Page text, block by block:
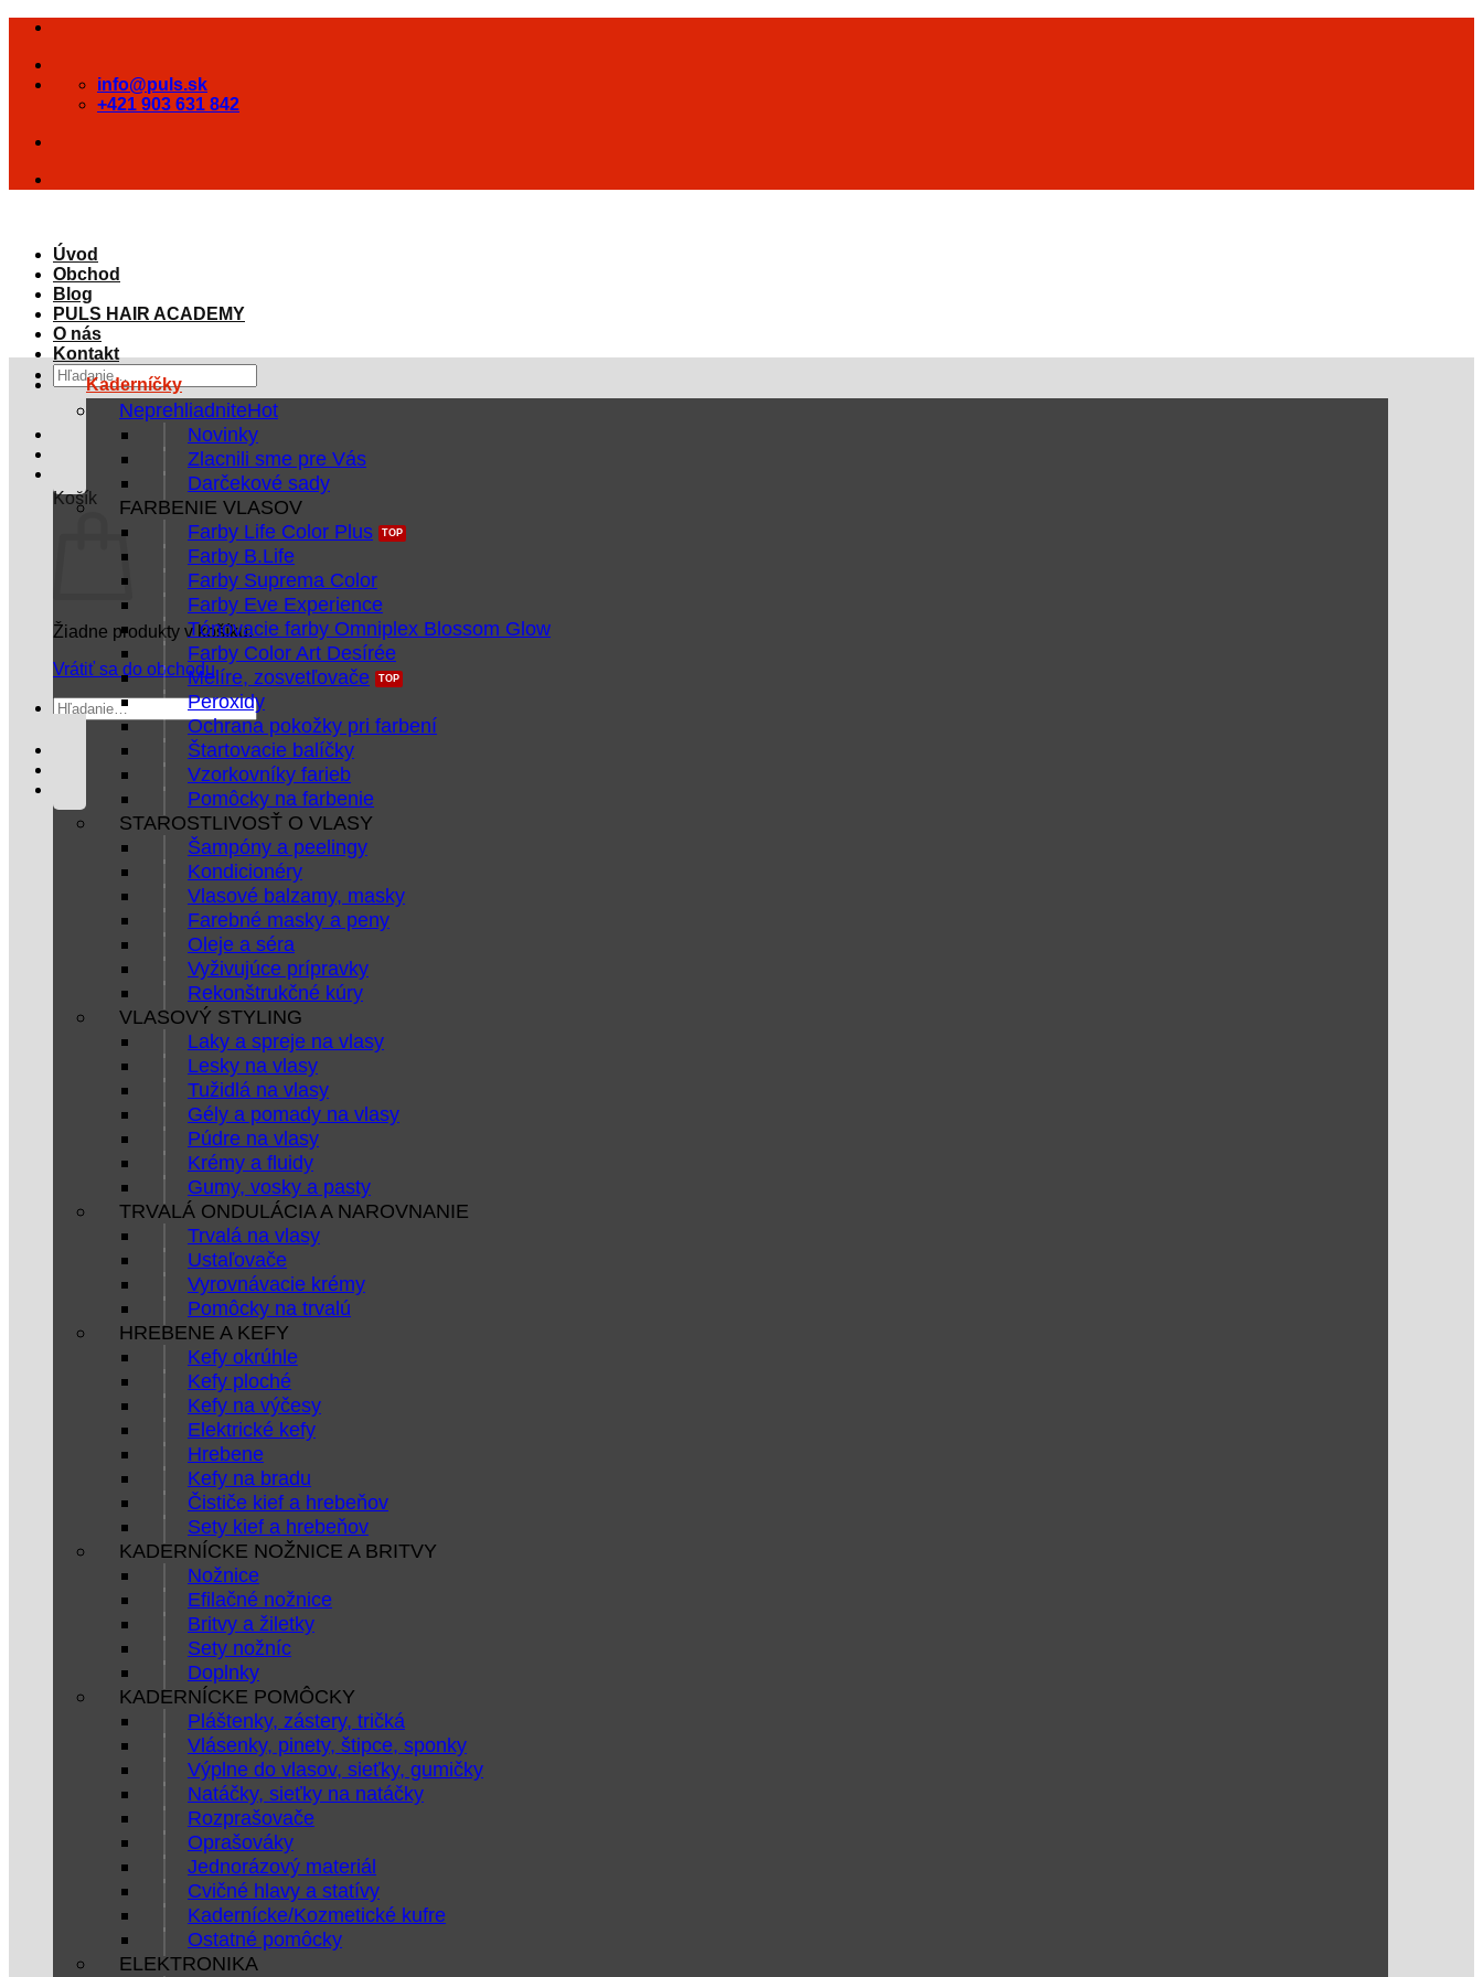
Skip
content
info@puls.sk
+421 903 631 842
Úvod
Obchod
Blog
PULS HAIR ACADEMY
O nás
Kontakt
Hľadať:
Košík
Žiadne produkty v košíku.
Vrátiť sa do obchodu
Hľadať:
Kaderníčky
Neprehliadnite
Novinky
Zlacnili sme pre Vás
Darčekové sady
FARBENIE VLASOV
Farby Life Color Plus
Farby B.Life
Farby Suprema Color
Farby Eve Experience
Tónovacie farby Omniplex Blossom Glow
Farby Color Art Desírée
Melíre, zosvetľovače
Peroxidy
Ochrana pokožky pri farbení
Štartovacie balíčky
Vzorkovníky farieb
Pomôcky na farbenie
STAROSTLIVOSŤ O VLASY
Šampóny a peelingy
Kondicionéry
Vlasové balzamy, masky
Farebné masky a peny
Oleje a séra
Vyživujúce prípravky
Rekonštrukčné kúry
VLASOVÝ STYLING
Laky a spreje na vlasy
Lesky na vlasy
Tužidlá na vlasy
Gély a pomady na vlasy
Púdre na vlasy
Krémy a fluidy
Gumy, vosky a pasty
TRVALÁ ONDULÁCIA A NAROVNANIE
Trvalá na vlasy
Ustaľovače
Vyrovnávacie krémy
Pomôcky na trvalú
HREBENE A KEFY
Kefy okrúhle
Kefy ploché
Kefy na výčesy
Elektrické kefy
Hrebene
Kefy na bradu
Čističe kief a hrebeňov
Sety kief a hrebeňov
KADERNÍCKE NOŽNICE A BRITVY
Nožnice
Efilačné nožnice
Britvy a žiletky
Sety nožníc
Doplnky
KADERNÍCKE POMÔCKY
Pláštenky, zástery, tričká
Vlásenky, pinety, štipce, sponky
Výplne do vlasov, sieťky, gumičky
Natáčky, sieťky na natáčky
Rozprašovače
Oprašováky
Jednorázový materiál
Cvičné hlavy a statívy
Kadernícke/Kozmetické kufre
Ostatné pomôcky
ELEKTRONIKA